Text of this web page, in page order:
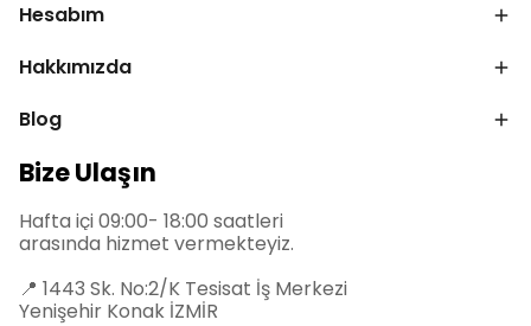
Hesabım
Hakkımızda
Blog
Bize Ulaşın
Hafta içi 09:00- 18:00 saatleri
arasında hizmet vermekteyiz.
📍 1443 Sk. No:2/K Tesisat İş Merkezi
Yenişehir Konak İZMİR